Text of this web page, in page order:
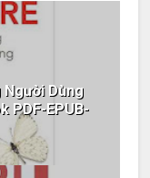
Người Dùng
PDF-EPUB-